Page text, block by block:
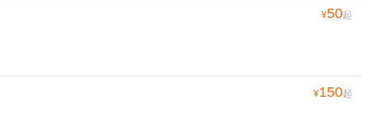
¥50起
¥150起